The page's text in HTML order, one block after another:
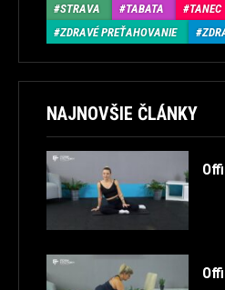
STRAVA
TABATA TANEC
ZDRAVÉ PREŤAHOVANIE
NAJNOVŠIE ČLÁNKY